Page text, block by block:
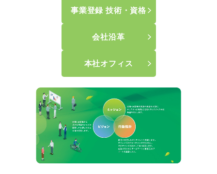
産業廃棄物収集運搬業務
取り組み
お問合せ
事業登録 技術・資格
会社沿革
本社オフィス